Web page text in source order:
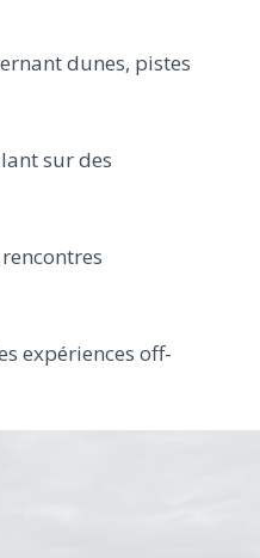
dunes, pistes
sur des
expériences off-